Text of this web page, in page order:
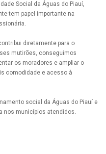
Social da Águas do Piauí,
tem papel importante na
diretamente para o
mutirões, conseguimos
os moradores e ampliar o
comodidade e acesso à
social da Águas do Piauí e
nos municípios atendidos.